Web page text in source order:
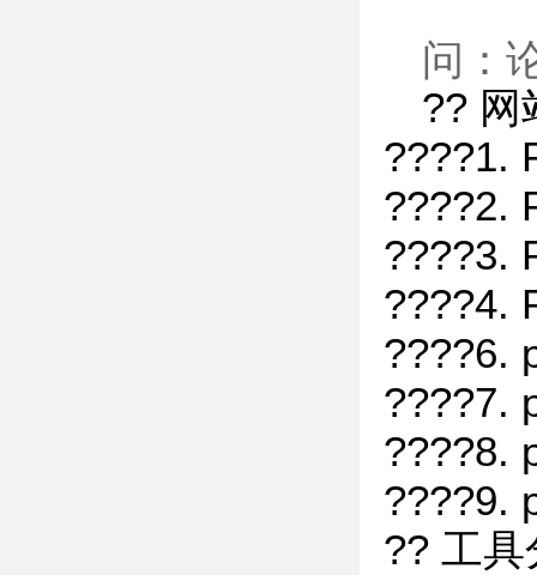
问：
?? 网
????1.
????2.
????3.
????4.
????6.
????7.
????8.
????9.
?? 工具